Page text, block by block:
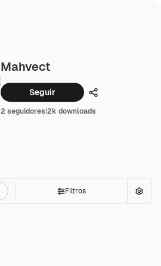
Mahvect
Seguir Compartilhar
2 seguidores|2k downloads
Filtros